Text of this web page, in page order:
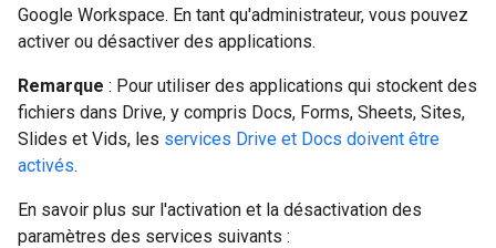
Google Workspace. En tant qu'administrateur, vous pouvez
activer ou désactiver des applications.
Remarque : Pour utiliser des applications qui stockent des
fichiers dans Drive, y compris Docs, Forms, Sheets, Sites,
Slides et Vids, les services Drive et Docs doivent être
activés.
En savoir plus sur l'activation et la désactivation des
paramètres des services suivants :